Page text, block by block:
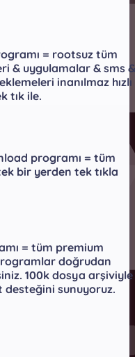
= rootsuz tüm
& uygulamalar & sms &
inanılmaz hızlı
tık ile.​
programı = tüm
bir yerden tek tıkla
= tüm premium
doğrudan
100k dosya arşiviyle
desteğini sunuyoruz.